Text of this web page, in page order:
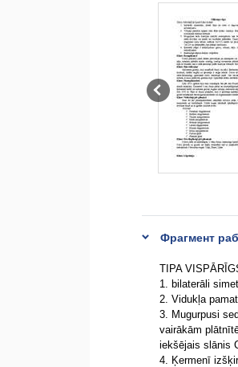
Фрагмент
TIPA
1. bilaterāli
2. Vidukļa
3. Mugurpusi
vairākām
iekšējais slānis
4. Ķermenī